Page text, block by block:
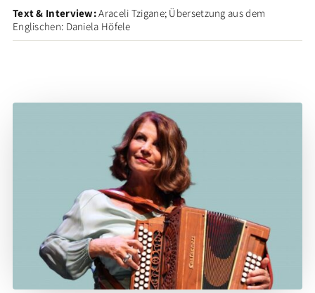
Text & Interview:Araceli Tzigane; Übersetzung aus dem
Englischen: Daniela Höfele